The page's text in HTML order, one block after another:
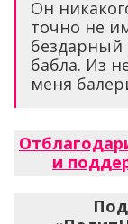
Он
точно не
бабла. Из
меня
и